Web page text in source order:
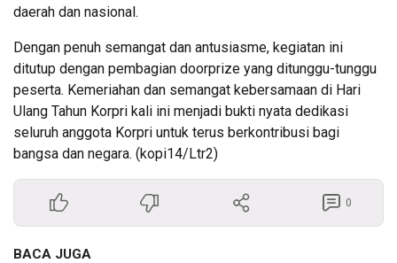
daerah dan nasional.
Dengan penuh semangat dan antusiasme, kegiatan ini
ditutup dengan pembagian doorprize yang ditunggu-tunggu
peserta. Kemeriahan dan semangat kebersamaan di Hari
Ulang Tahun Korpri kali ini menjadi bukti nyata dedikasi
seluruh anggota Korpri untuk terus berkontribusi bagi
bangsa dan negara. (kopi14/Ltr2)
0
BACA JUGA